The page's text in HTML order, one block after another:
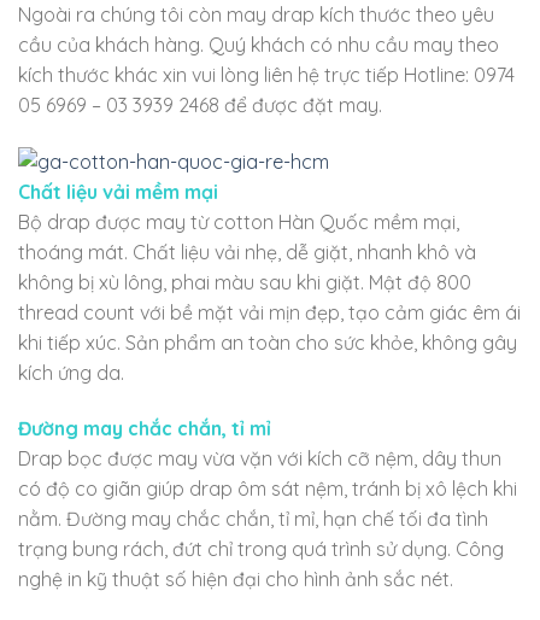
Ngoài ra chúng tôi còn may drap kích thước theo yêu
cầu của khách hàng. Quý khách có nhu cầu may theo
kích thước khác xin vui lòng liên hệ trực tiếp Hotline: 0974
05 6969 – 03 3939 2468 để được đặt may.
Chất liệu vải mềm mại
Bộ drap được may từ cotton Hàn Quốc mềm mại,
thoáng mát. Chất liệu vải nhẹ, dễ giặt, nhanh khô và
không bị xù lông, phai màu sau khi giặt. Mật độ 800
thread count với bề mặt vải mịn đẹp, tạo cảm giác êm ái
khi tiếp xúc. Sản phẩm an toàn cho sức khỏe, không gây
kích ứng da.
Đường may chắc chắn, tỉ mỉ
Drap bọc được may vừa vặn với kích cỡ nệm, dây thun
có độ co giãn giúp drap ôm sát nệm, tránh bị xô lệch khi
nằm. Đường may chắc chắn, tỉ mỉ, hạn chế tối đa tình
trạng bung rách, đứt chỉ trong quá trình sử dụng. Công
nghệ in kỹ thuật số hiện đại cho hình ảnh sắc nét.